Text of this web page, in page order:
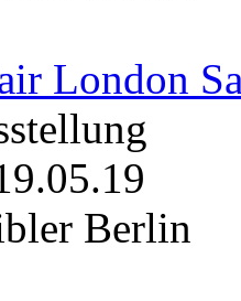
London
Berlin